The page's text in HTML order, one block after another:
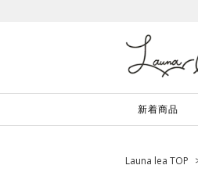
新着商品
Launa lea TOP